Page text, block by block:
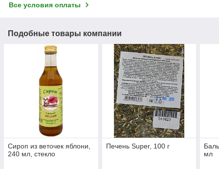
Все условия оплаты
Подобные товары компании
Сироп из веточек яблони,
240 мл, стекло
Печень Super, 100 г
мл